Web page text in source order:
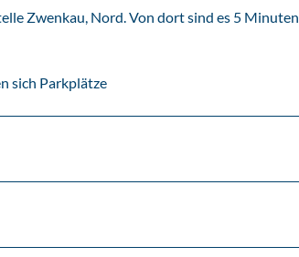
Zwenkau, Nord. Von dort sind es 5 Minuten
sich Parkplätze